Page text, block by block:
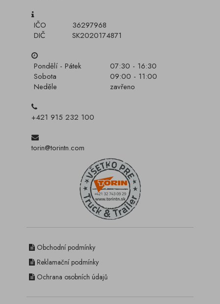
IČO
36297968
DIČ
SK2020174871
Pondělí - Pátek
07:30 - 16:30
Sobota
09:00 - 11:00
Neděle
zavřeno
+421 915 232 100
torin@torintn.com
Obchodní podmínky
Reklamační podmínky
Ochrana osobních údajů